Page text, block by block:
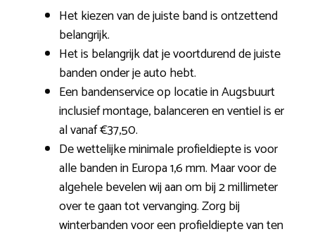
Het kiezen van de juiste band is ontzettend
belangrijk.
Het is belangrijk dat je voortdurend de juiste
banden onder je auto hebt.
Een bandenservice op locatie in Augsbuurt
inclusief montage, balanceren en ventiel is er
al vanaf €37,50.
De wettelijke minimale profieldiepte is voor
alle banden in Europa 1,6 mm. Maar voor de
algehele bevelen wij aan om bij 2 millimeter
over te gaan tot vervanging. Zorg bij
winterbanden voor een profieldiepte van ten